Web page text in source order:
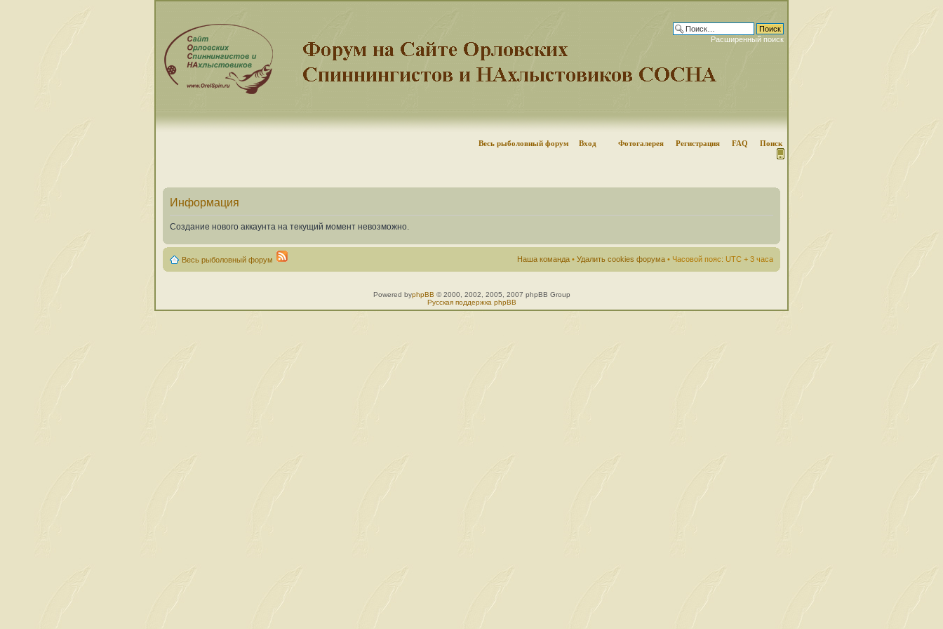
Расширенный поиск
Весь рыболовный форум Вход Фотогалерея Регистрация FAQ Поиск
Информация
Создание нового аккаунта на текущий момент невозможно.
Весь рыболовный форум Наша команда • Удалить cookies форума • Часовой пояс: UTC + 3 часа
Powered byphpBB © 2000, 2002, 2005, 2007 phpBB Group
Русская поддержка phpBB